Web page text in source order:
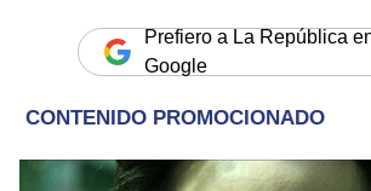
Prefiero a La República
Google